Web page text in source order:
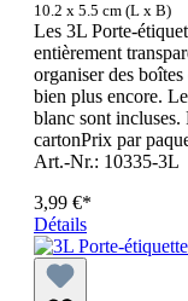
10.2 x 5.5 cm (L x B)
Les 3L Porte-
entièrement
organiser des
bien plus encore.
blanc sont incluses.
cartonPrix par
Art.-Nr.: 10335-3L
3,99 €*
Détails